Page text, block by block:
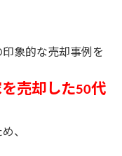
象的な売却事例を
売却した50代
、